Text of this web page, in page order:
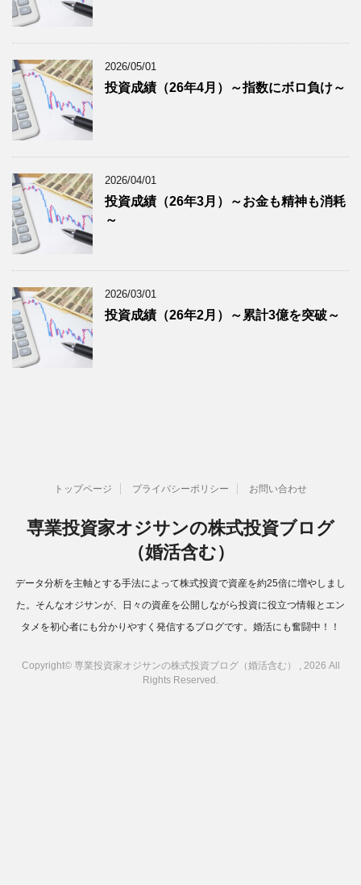
2026/05/01
投資成績（26年4月）～指数にボロ負け～
2026/04/01
投資成績（26年3月）～お金も精神も消耗
～
2026/03/01
投資成績（26年2月）～累計3億を突破～
トップページ プライバシーポリシー お問い合わせ
専業投資家オジサンの株式投資ブログ
（婚活含む）
データ分析を主軸とする手法によって株式投資で資産を約25倍に増やしまし
た。そんなオジサンが、日々の資産を公開しながら投資に役立つ情報とエン
タメを初心者にも分かりやすく発信するブログです。婚活にも奮闘中！！
Copyright© 専業投資家オジサンの株式投資ブログ（婚活含む） , 2026 All
Rights Reserved.